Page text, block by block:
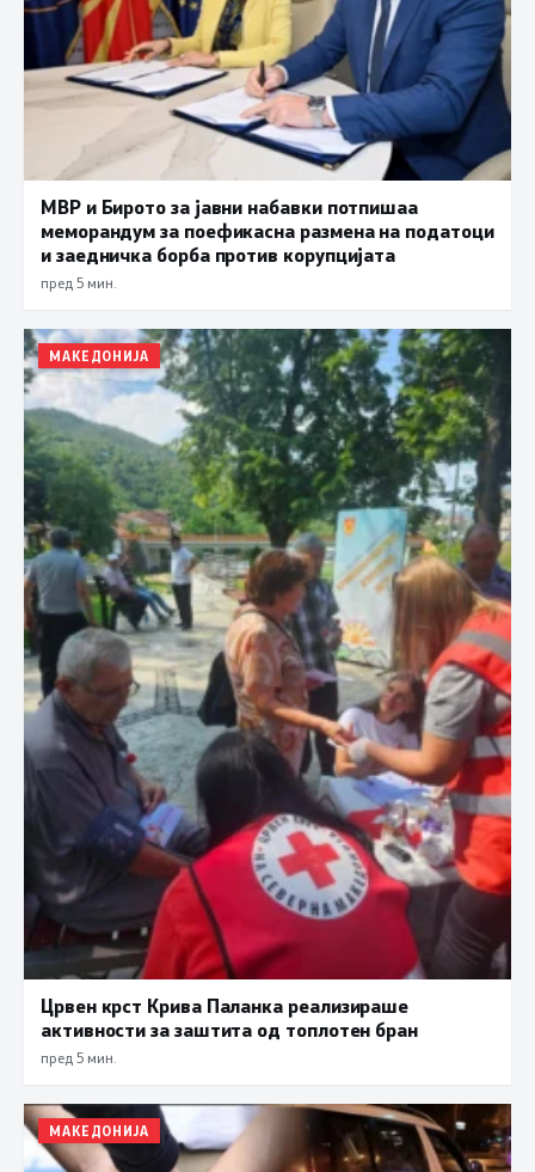
МВР и Бирото за јавни набавки потпишаа
меморандум за поефикасна размена на податоци
и заедничка борба против корупцијата
пред 5 мин.
МАКЕДОНИЈА
Црвен крст Крива Паланка реализираше
активности за заштита од топлотен бран
пред 5 мин.
МАКЕДОНИЈА